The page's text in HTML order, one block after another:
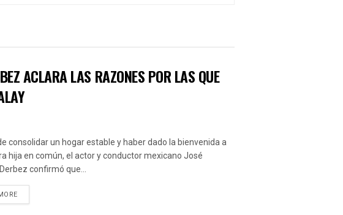
ACLARA LAS RAZONES POR LAS QUE
consolidar un hogar estable y haber dado la bienvenida a
hija en común, el actor y conductor mexicano José
confirmó que...